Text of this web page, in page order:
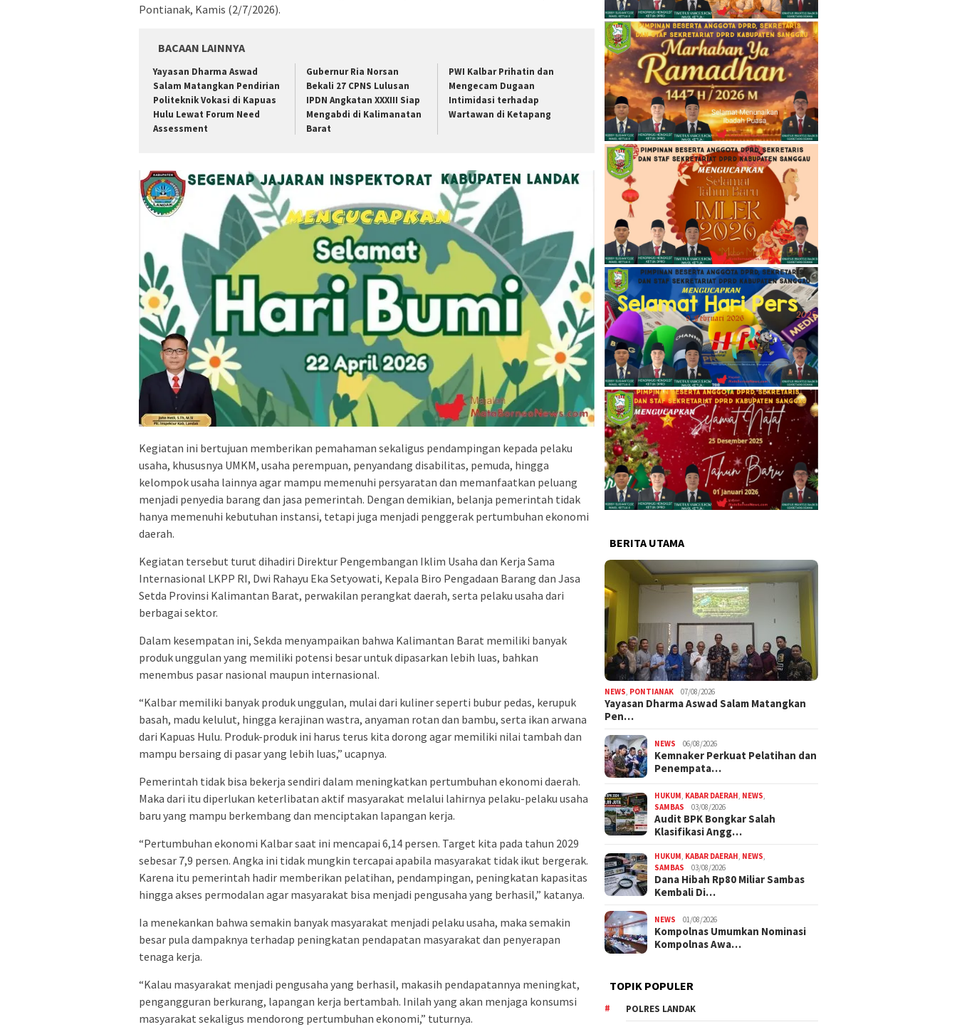
Pontianak, Kamis (2/7/2026).
BACAAN LAINNYA
Yayasan Dharma Aswad
Salam Matangkan Pendirian
Politeknik Vokasi di Kapuas
Hulu Lewat Forum Need
Assessment
Gubernur Ria Norsan
Bekali 27 CPNS Lulusan
IPDN Angkatan XXXIII Siap
Mengabdi di Kalimanatan
Barat
PWI Kalbar Prihatin dan
Mengecam Dugaan
Intimidasi terhadap
Wartawan di Ketapang
Kegiatan ini bertujuan memberikan pemahaman sekaligus pendampingan kepada pelaku
usaha, khususnya UMKM, usaha perempuan, penyandang disabilitas, pemuda, hingga
kelompok usaha lainnya agar mampu memenuhi persyaratan dan memanfaatkan peluang
menjadi penyedia barang dan jasa pemerintah. Dengan demikian, belanja pemerintah tidak
hanya memenuhi kebutuhan instansi, tetapi juga menjadi penggerak pertumbuhan ekonomi
daerah.
Kegiatan tersebut turut dihadiri Direktur Pengembangan Iklim Usaha dan Kerja Sama
Internasional LKPP RI, Dwi Rahayu Eka Setyowati, Kepala Biro Pengadaan Barang dan Jasa
Setda Provinsi Kalimantan Barat, perwakilan perangkat daerah, serta pelaku usaha dari
berbagai sektor.
Dalam kesempatan ini, Sekda menyampaikan bahwa Kalimantan Barat memiliki banyak
produk unggulan yang memiliki potensi besar untuk dipasarkan lebih luas, bahkan
menembus pasar nasional maupun internasional.
“Kalbar memiliki banyak produk unggulan, mulai dari kuliner seperti bubur pedas, kerupuk
basah, madu kelulut, hingga kerajinan wastra, anyaman rotan dan bambu, serta ikan arwana
dari Kapuas Hulu. Produk-produk ini harus terus kita dorong agar memiliki nilai tambah dan
mampu bersaing di pasar yang lebih luas,” ucapnya.
Pemerintah tidak bisa bekerja sendiri dalam meningkatkan pertumbuhan ekonomi daerah.
Maka dari itu diperlukan keterlibatan aktif masyarakat melalui lahirnya pelaku-pelaku usaha
baru yang mampu berkembang dan menciptakan lapangan kerja.
“Pertumbuhan ekonomi Kalbar saat ini mencapai 6,14 persen. Target kita pada tahun 2029
sebesar 7,9 persen. Angka ini tidak mungkin tercapai apabila masyarakat tidak ikut bergerak.
Karena itu pemerintah hadir memberikan pelatihan, pendampingan, peningkatan kapasitas
hingga akses permodalan agar masyarakat bisa menjadi pengusaha yang berhasil,” katanya.
Ia menekankan bahwa semakin banyak masyarakat menjadi pelaku usaha, maka semakin
besar pula dampaknya terhadap peningkatan pendapatan masyarakat dan penyerapan
tenaga kerja.
“Kalau masyarakat menjadi pengusaha yang berhasil, makasih pendapatannya meningkat,
pengangguran berkurang, lapangan kerja bertambah. Inilah yang akan menjaga konsumsi
masyarakat sekaligus mendorong pertumbuhan ekonomi,” tuturnya.
BERITA UTAMA
NEWS PONTIANAK 07/08/2026
Yayasan Dharma Aswad Salam Matangkan
Pen…
NEWS 06/08/2026
Kemnaker Perkuat Pelatihan dan
Penempata…
HUKUM KABAR DAERAH NEWS
SAMBAS
03/08/2026
Audit BPK Bongkar Salah
Klasifikasi Angg…
HUKUM KABAR DAERAH NEWS
SAMBAS
03/08/2026
Dana Hibah Rp80 Miliar Sambas
Kembali Di…
NEWS 01/08/2026
Kompolnas Umumkan Nominasi
Kompolnas Awa…
TOPIK POPULER
POLRES LANDAK